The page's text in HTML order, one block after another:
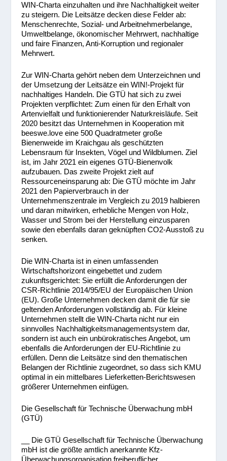
WIN-Charta einzuhalten und ihre Nachhaltigkeit weiter
zu steigern. Die Leitsätze decken diese Felder ab:
Menschenrechte, Sozial- und Arbeitnehmerbelange,
Umweltbelange, ökonomischer Mehrwert, nachhaltige
und faire Finanzen, Anti-Korruption und regionaler
Mehrwert.
Zur WIN-Charta gehört neben dem Unterzeichnen und
der Umsetzung der Leitsätze ein WIN!-Projekt für
nachhaltiges Handeln. Die GTÜ hat sich zu zwei
Projekten verpflichtet: Zum einen für den Erhalt von
Artenvielfalt und funktionierender Naturkreisläufe. Seit
2020 besitzt das Unternehmen in Kooperation mit
beeswe.love eine 500 Quadratmeter große
Bienenweide im Kraichgau als geschützten
Lebensraum für Insekten, Vögel und Wildblumen. Ziel
ist, im Jahr 2021 ein eigenes GTÜ-Bienenvolk
aufzubauen. Das zweite Projekt zielt auf
Ressourceneinsparung ab: Die GTÜ möchte im Jahr
2021 den Papierverbrauch in der
Unternehmenszentrale im Vergleich zu 2019 halbieren
und daran mitwirken, erhebliche Mengen von Holz,
Wasser und Strom bei der Herstellung einzusparen
sowie den ebenfalls daran geknüpften CO2-Ausstoß zu
senken.
Die WIN-Charta ist in einen umfassenden
Wirtschaftshorizont eingebettet und zudem
zukunftsgerichtet: Sie erfüllt die Anforderungen der
CSR-Richtlinie 2014/95/EU der Europäischen Union
(EU). Große Unternehmen decken damit die für sie
geltenden Anforderungen vollständig ab. Für kleine
Unternehmen stellt die WIN-Charta nicht nur ein
sinnvolles Nachhaltigkeitsmanagementsystem dar,
sondern ist auch ein unbürokratisches Angebot, um
ebenfalls die Anforderungen der EU-Richtlinie zu
erfüllen. Denn die Leitsätze sind den thematischen
Belangen der Richtlinie zugeordnet, so dass sich KMU
optimal in ein mittelbares Lieferketten-Berichtswesen
größerer Unternehmen einfügen.
Die Gesellschaft für Technische Überwachung mbH
(GTÜ)
__ Die GTÜ Gesellschaft für Technische Überwachung
mbH ist die größte amtlich anerkannte Kfz-
Überwachungsorganisation freiberuflicher